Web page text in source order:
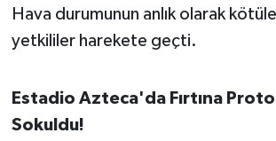
Hava durumunun anlık olarak
yetkililer harekete geçti.
Estadio Azteca'da Fırtına
Sokuldu!
OLAY
Resmi İlanlar